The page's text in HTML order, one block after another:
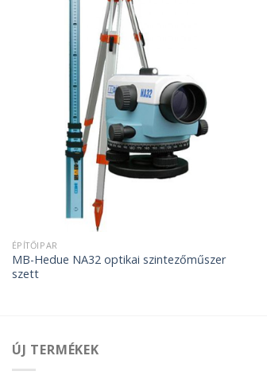
ÉPÍTŐIPAR
MB-Hedue NA32 optikai szintezőműszer
szett
ÚJ TERMÉKEK